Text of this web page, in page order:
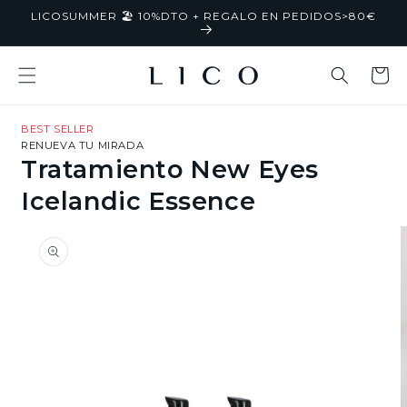
directamente
LICOSUMMER 🏖️ 10%DTO + REGALO EN PEDIDOS>80€
Carrito
BEST SELLER
RENUEVA TU MIRADA
Tratamiento New Eyes
Icelandic Essence
información